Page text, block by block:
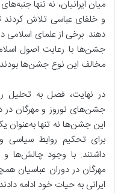
میان ایرانیان، نه تنها
و خلفای عباسی تلاش کردند
دهند. برخی از علمای اسلامی
جشن‌ها با رعایت اصول
مخالف این نوع جشن‌ها
در نهایت، فصل به تحلیل
جشن‌های نوروز و مهرگان در
این جشن‌ها نه تنها به‌عنوان
برای تحکیم روابط سیاسی
داشتند. با وجود چالش‌ها
مهرگان در دوران عباسیان
ایرانی به حیات خود ادامه